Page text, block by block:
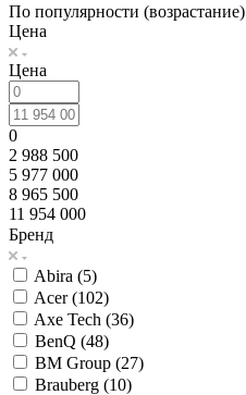
По популярности (возрастание)
Цена
Цена
0
2 988 500
5 977 000
8 965 500
11 954 000
Бренд
Abira (5)
Acer (102)
Axe Tech (36)
BenQ (48)
BM Group (27)
Brauberg (10)